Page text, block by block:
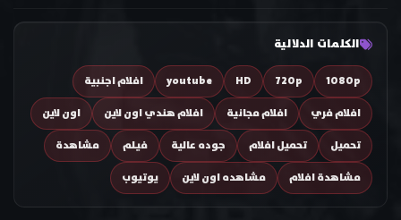
الكلمات الدلالية
1080p
720p
HD
youtube
افلام اجنبية
افلام فري
افلام مجانية افلام هندي اون لاين
اون لاين
تحميل
تحميل افلام جوده عالية فيلم
مشاهدة
مشاهدة افلام
مشاهده اون لاين يوتيوب